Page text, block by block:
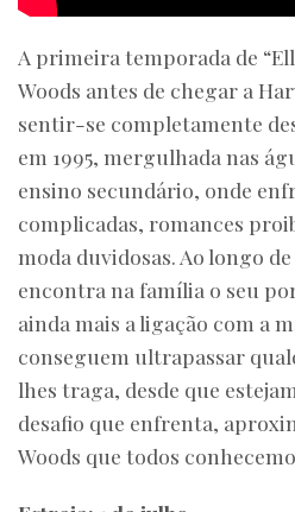
A primeira temporada de
Woods antes de chegar a
sentir-se completamente
em 1995, mergulhada nas
ensino secundário, onde
complicadas, romances
moda duvidosas. Ao longo
encontra na família o seu
ainda mais a ligação com a
conseguem ultrapassar
lhes traga, desde que
desafio que enfrenta,
Woods que todos